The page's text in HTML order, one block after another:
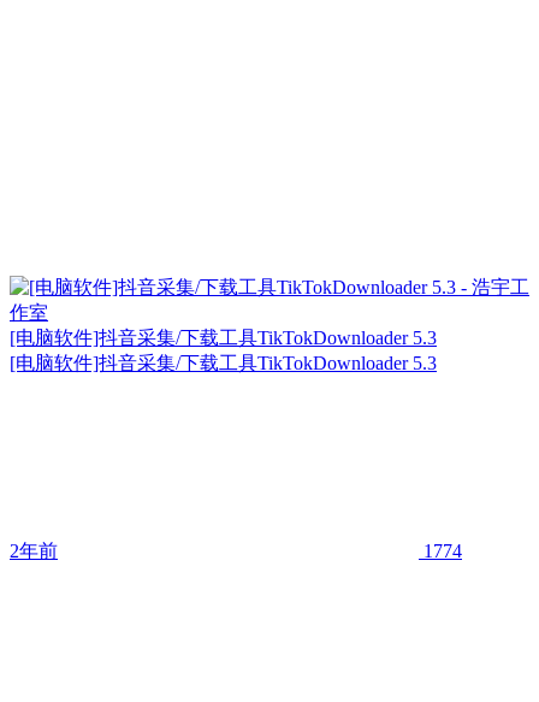
[电脑软件]抖音采集/下载工具TikTokDownloader 5.3
[电脑软件]抖音采集/下载工具TikTokDownloader 5.3
2年前 1774